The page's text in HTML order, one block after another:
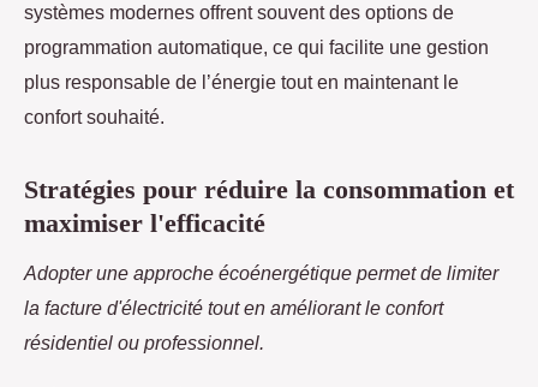
systèmes modernes offrent souvent des options de
programmation automatique, ce qui facilite une gestion
plus responsable de l’énergie tout en maintenant le
confort souhaité.
Stratégies pour réduire la consommation et
maximiser l'efficacité
Adopter une approche écoénergétique permet de limiter
la facture d'électricité tout en améliorant le confort
résidentiel ou professionnel.